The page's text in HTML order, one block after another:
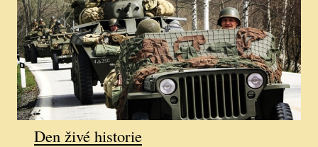
Den živé historie